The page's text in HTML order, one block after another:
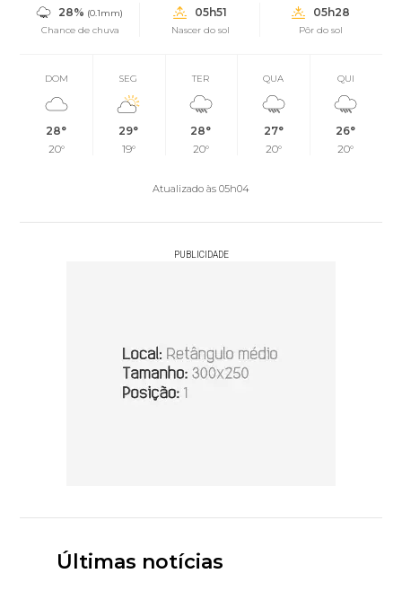
28% (0.1mm)
Chance de chuva
05h51
Nascer do sol
05h28
Pôr do sol
DOM
28°
20°
SEG
29°
19°
TER
28°
20°
QUA
27°
20°
QUI
26°
20°
Atualizado às 05h04
PUBLICIDADE
Últimas notícias